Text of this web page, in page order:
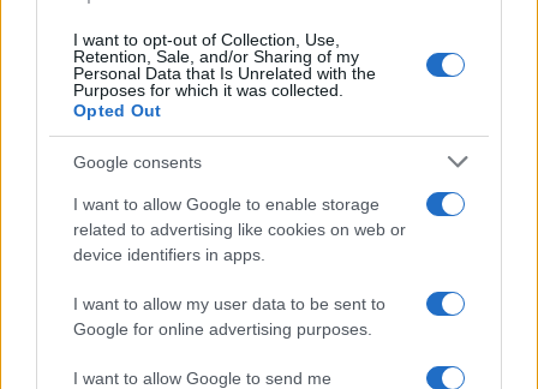
I want to opt-out of Collection, Use,
Retention, Sale, and/or Sharing of my
Personal Data that Is Unrelated with the
Purposes for which it was collected.
Opted Out
Google consents
I want to allow Google to enable storage
related to advertising like cookies on web or
device identifiers in apps.
I want to allow my user data to be sent to
Google for online advertising purposes.
I want to allow Google to send me
Sigue leyendo
CRIPTOMONEDAS